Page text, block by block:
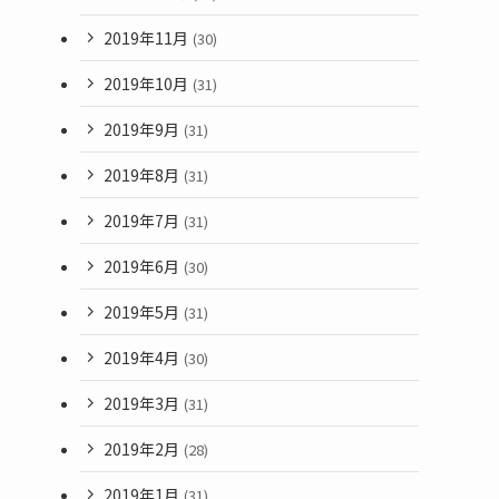
2019年11月 (30)
2019年10月 (31)
2019年9月 (31)
2019年8月 (31)
2019年7月 (31)
2019年6月 (30)
2019年5月 (31)
2019年4月 (30)
2019年3月 (31)
2019年2月 (28)
2019年1月